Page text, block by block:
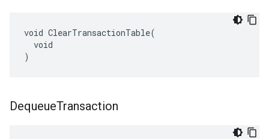
void ClearTransactionTable(
  void
)
DequeueTransaction